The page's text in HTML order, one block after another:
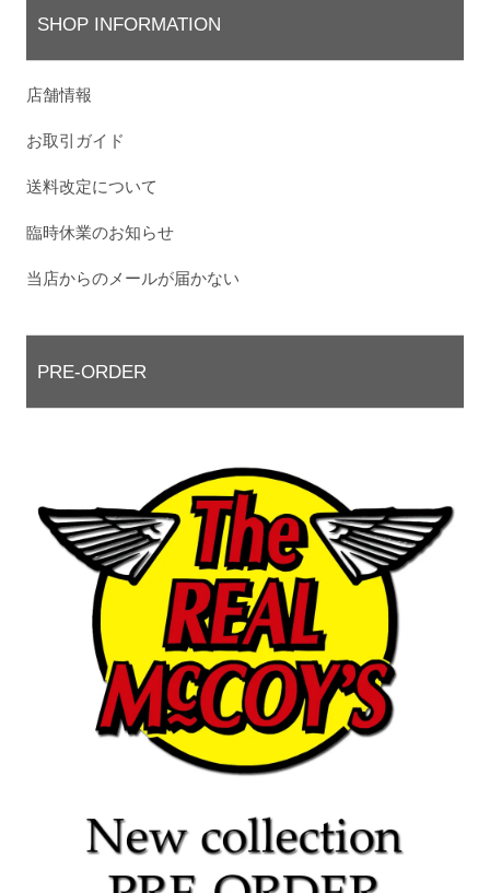
SHOP INFORMATION
店舗情報
お取引ガイド
送料改定について
臨時休業のお知らせ
当店からのメールが届かない
PRE-ORDER